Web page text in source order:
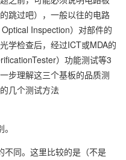
跳过吧），一般以往的电路
Inspection）对部件的
学检查后，经过ICT或MDA的
）功能测试等3
步理解这三个基板的品质测
几个测试方法
不同。这里比较的是（不是